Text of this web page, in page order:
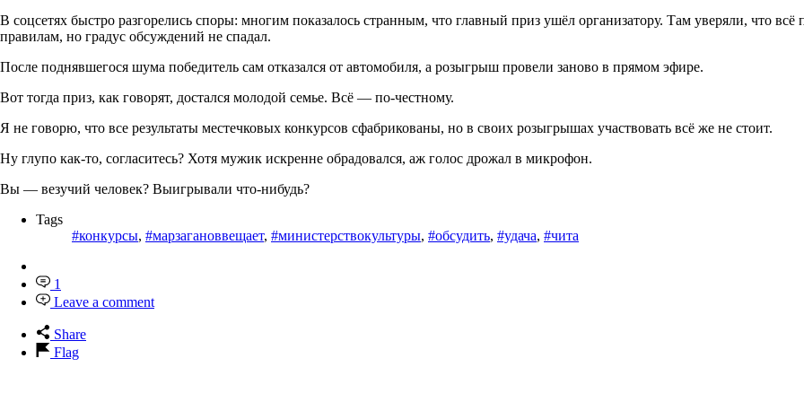
В соцсетях быстро разгорелись споры: многим показалось странным, что главный приз ушёл организатору. Там уверяли, что всё
правилам, но градус обсуждений не спадал.
После поднявшегося шума победитель сам отказался от автомобиля, а розыгрыш провели заново в прямом эфире.
Вот тогда приз, как говорят, достался молодой семье. Всё — по-честному.
Я не говорю, что все результаты местечковых конкурсов сфабрикованы, но в своих розыгрышах участвовать всё же не стоит.
Ну глупо как-то, согласитесь? Хотя мужик искренне обрадовался, аж голос дрожал в микрофон.
Вы — везучий человек? Выигрывали что-нибудь?
Tags
#конкурсы, #марзагановвещает, #министерствокультуры, #обсудить, #удача, #чита
1
Leave a comment
Share
Flag